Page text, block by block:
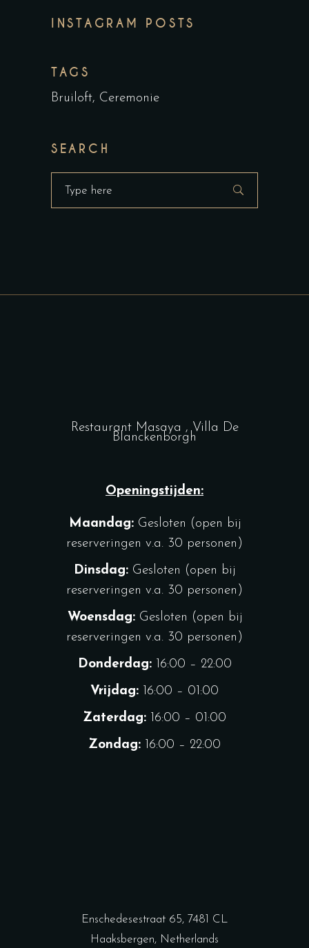
INSTAGRAM POSTS
TAGS
Bruiloft Ceremonie
SEARCH
Restaurant Masaya , Villa De
Blanckenborgh
Openingstijden:
Maandag:Gesloten (open bij
reserveringen v.a. 30 personen)
Dinsdag: Gesloten (open bij
reserveringen v.a. 30 personen)
Woensdag:Gesloten (open bij
reserveringen v.a. 30 personen)
Donderdag:16:00 – 22:00
Vrijdag: 16:00 – 01:00
Zaterdag: 16:00 – 01:00
Zondag: 16:00 – 22:00
Enschedesestraat 65, 7481 CL
Haaksbergen, Netherlands